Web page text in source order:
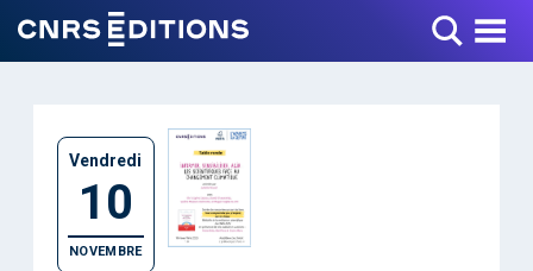
Toggle Menu
Vendredi
10
NOVEMBRE